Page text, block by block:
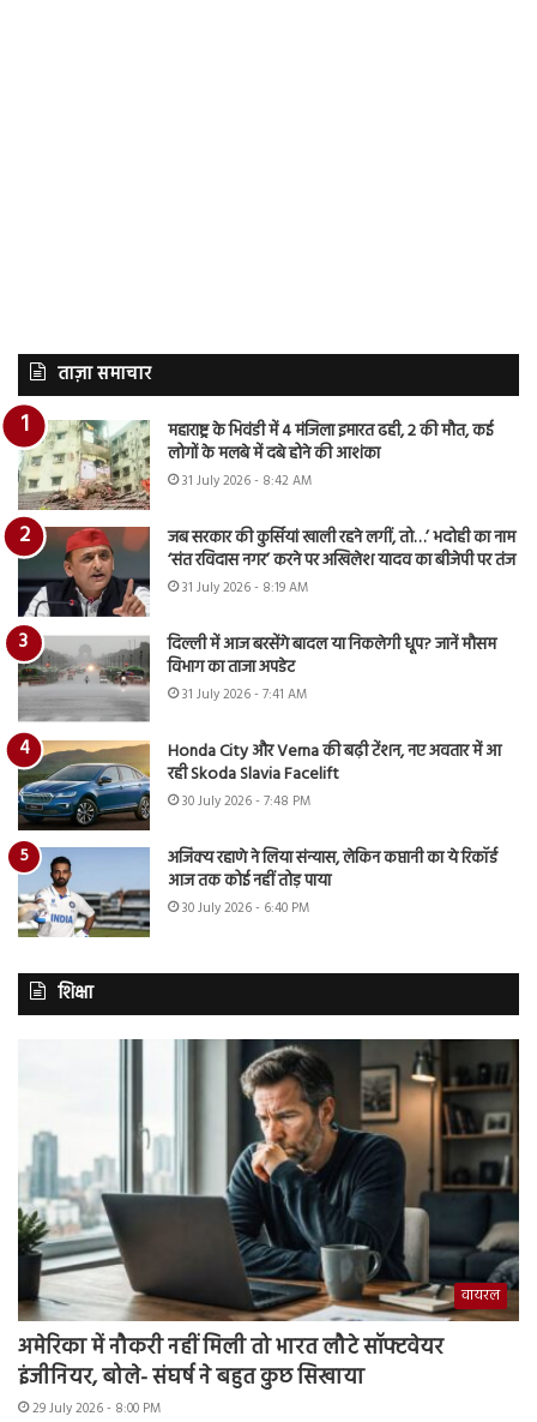
ताज़ा समाचार
महाराष्ट्र के भिवंडी में 4 मंजिला इमारत ढही, 2 की मौत, कई
लोगों के मलबे में दबे होने की आशंका
31 July 2026 - 8:42 AM
जब सरकार की कुर्सियां खाली रहने लगीं, तो…’ भदोही का नाम
‘संत रविदास नगर’ करने पर अखिलेश यादव का बीजेपी पर तंज
31 July 2026 - 8:19 AM
दिल्ली में आज बरसेंगे बादल या निकलेगी धूप? जानें मौसम
विभाग का ताजा अपडेट
31 July 2026 - 7:41 AM
Honda City और Verna की बढ़ी टेंशन, नए अवतार में आ
रही Skoda Slavia Facelift
30 July 2026 - 7:48 PM
अजिंक्य रहाणे ने लिया संन्यास, लेकिन कप्तानी का ये रिकॉर्ड
आज तक कोई नहीं तोड़ पाया
30 July 2026 - 6:40 PM
शिक्षा
वायरल
अमेरिका में नौकरी नहीं मिली तो भारत लौटे सॉफ्टवेयर
इंजीनियर, बोले- संघर्ष ने बहुत कुछ सिखाया
29 July 2026 - 8:00 PM